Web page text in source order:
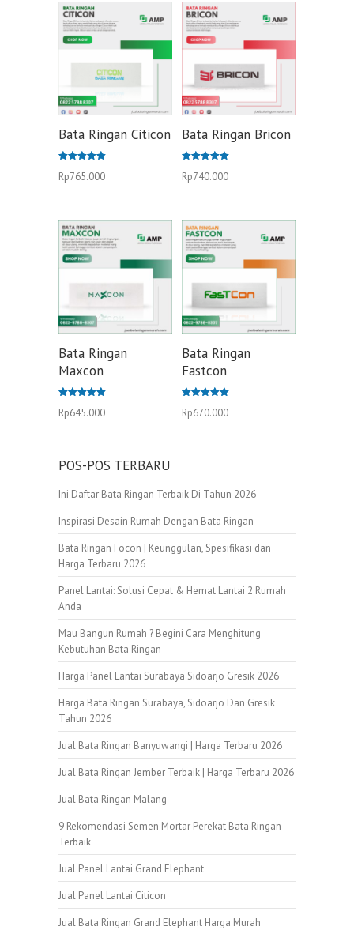
Bata Ringan Citicon
5.00
Rp765.000
Bata Ringan Bricon
5.00
Rp740.000
Bata Ringan
Maxcon
5.00
Rp645.000
Bata Ringan
Fastcon
5.00
Rp670.000
POS-POS TERBARU
Ini Daftar Bata Ringan Terbaik Di Tahun 2026
Inspirasi Desain Rumah Dengan Bata Ringan
Bata Ringan Focon | Keunggulan, Spesifikasi dan
Harga Terbaru 2026
Panel Lantai: Solusi Cepat & Hemat Lantai 2 Rumah
Anda
Mau Bangun Rumah ? Begini Cara Menghitung
Kebutuhan Bata Ringan
Harga Panel Lantai Surabaya Sidoarjo Gresik 2026
Harga Bata Ringan Surabaya, Sidoarjo Dan Gresik
Tahun 2026
Jual Bata Ringan Banyuwangi | Harga Terbaru 2026
Jual Bata Ringan Jember Terbaik | Harga Terbaru 2026
Jual Bata Ringan Malang
9 Rekomendasi Semen Mortar Perekat Bata Ringan
Terbaik
Jual Panel Lantai Grand Elephant
Jual Panel Lantai Citicon
Jual Bata Ringan Grand Elephant Harga Murah